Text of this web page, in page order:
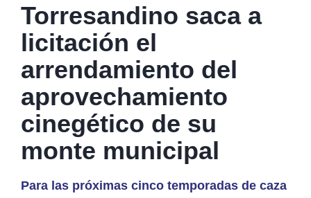
Torresandino saca a
licitación el
arrendamiento del
aprovechamiento
cinegético de su
monte municipal
Para las próximas cinco temporadas de caza